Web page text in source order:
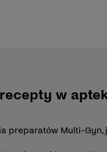
w
preparatów Multi-